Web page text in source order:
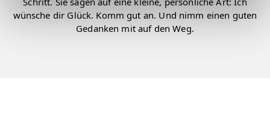
wünsche dir Glück. Komm gut an. Und nimm einen guten
Gedanken mit auf den Weg.